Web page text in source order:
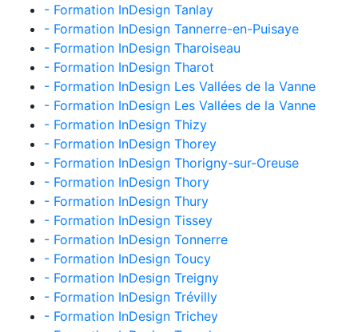
- Formation InDesign Tanlay
- Formation InDesign Tannerre-en-Puisaye
- Formation InDesign Tharoiseau
- Formation InDesign Tharot
- Formation InDesign Les Vallées de la Vanne
- Formation InDesign Les Vallées de la Vanne
- Formation InDesign Thizy
- Formation InDesign Thorey
- Formation InDesign Thorigny-sur-Oreuse
- Formation InDesign Thory
- Formation InDesign Thury
- Formation InDesign Tissey
- Formation InDesign Tonnerre
- Formation InDesign Toucy
- Formation InDesign Treigny
- Formation InDesign Trévilly
- Formation InDesign Trichey